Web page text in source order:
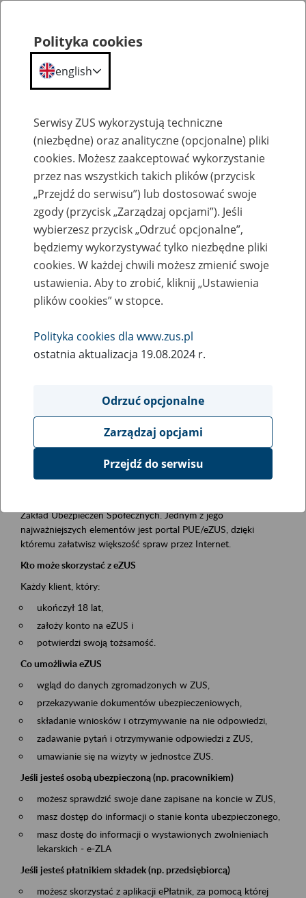
Szkolenia
Zaproś ZUS do siebie - zakładanie profili
eZUS w siedzibie Twojej firmy
Rodzaj wydarzenia
Szkolenia
obsługa klientów
Event description
Platforma Usług Elektronicznych ZUS eZUS
Zakład Ubezpieczeń Społecznych. Jednym z jego
najważniejszych elementów jest portal PUE/eZUS, dzięki
któremu załatwisz większość spraw przez Internet.
Kto może skorzystać z eZUS
Każdy klient, który:
ukończył 18 lat,
założy konto na eZUS i
potwierdzi swoją tożsamość.
Co umożliwia eZUS
wgląd do danych zgromadzonych w ZUS,
przekazywanie dokumentów ubezpieczeniowych,
składanie wniosków i otrzymywanie na nie odpowiedzi,
zadawanie pytań i otrzymywanie odpowiedzi z ZUS,
umawianie się na wizyty w jednostce ZUS.
Jeśli jesteś osobą ubezpieczoną (np. pracownikiem)
możesz sprawdzić swoje dane zapisane na koncie w ZUS,
masz dostęp do informacji o stanie konta ubezpieczonego,
masz dostę do informacji o wystawionych zwolnieniach
lekarskich - e-ZLA
Jeśli jesteś płatnikiem składek (np. przedsiębiorcą)
możesz skorzystać z aplikacji ePłatnik, za pomocą której
Polityka cookies
english
Serwisy ZUS wykorzystują techniczne
(niezbędne) oraz analityczne (opcjonalne) pliki
cookies. Możesz zaakceptować wykorzystanie
przez nas wszystkich takich plików (przycisk
„Przejdź do serwisu”) lub dostosować swoje
zgody (przycisk „Zarządzaj opcjami”). Jeśli
wybierzesz przycisk „Odrzuć opcjonalne”,
będziemy wykorzystywać tylko niezbędne pliki
cookies. W każdej chwili możesz zmienić swoje
ustawienia. Aby to zrobić, kliknij „Ustawienia
plików cookies” w stopce.
Polityka cookies dla www.zus.pl
ostatnia aktualizacja 19.08.2024 r.
Odrzuć opcjonalne
Zarządzaj opcjami
Przejdź do serwisu